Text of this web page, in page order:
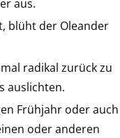
aus.
blüht der Oleander
radikal zurück zu
auslichten.
Frühjahr oder auch
oder anderen